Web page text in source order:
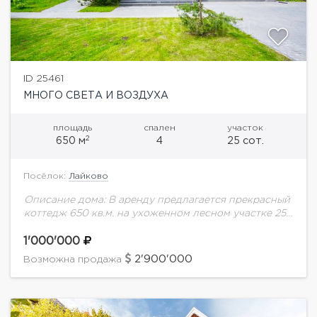
ID 25461
МНОГО СВЕТА И ВОЗДУХА
площадь
650 м2
спален
4
участок
25 сот.
Посёлок: Лайково
Описание дома: В аренду предлагается прекрасный
коттедж 650 кв.м. на ухоженном лесном участке 25
транспортная доступность. Развитая
инфраструктура. Планировка дома: Цоколь:...
1'000'000
Возможна продажа 2'900'000